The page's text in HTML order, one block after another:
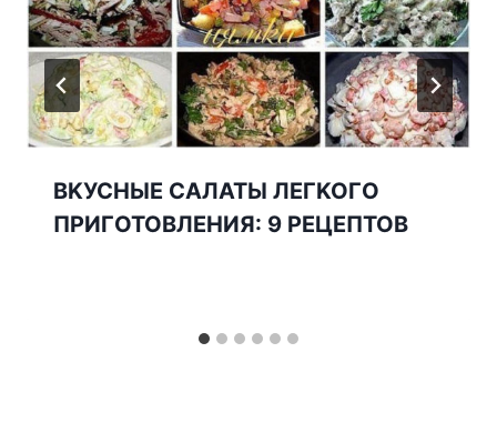
BKУСНЫЕ САЛАТЫ ЛЕГKOГO
ПPИГOTOBЛЕНИЯ: 9 PЕЦЕПTOB